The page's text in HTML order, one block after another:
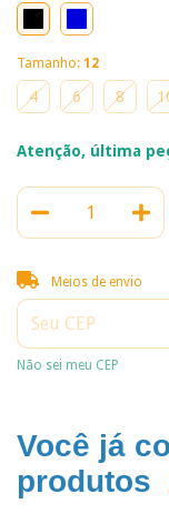
Tamanho: 12
4 6 8
Atenção, última
Entregas para o CEP:
Meios de envio
Não sei meu CEP
Você já
produtos